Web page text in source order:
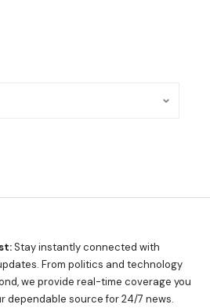
Stay instantly connected with
From politics and technology
we provide real-time coverage you
dependable source for 24/7 news.